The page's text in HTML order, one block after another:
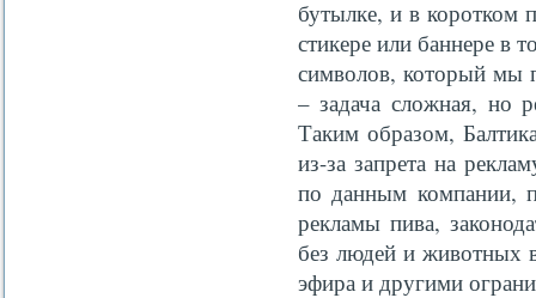
бутылке, и в коротком
стикере или баннере в
символов, который мы
– задача сложная, но
Таким образом,
из-за запрета на
по данным компании,
рекламы пива,
без людей и животных
эфира и другими